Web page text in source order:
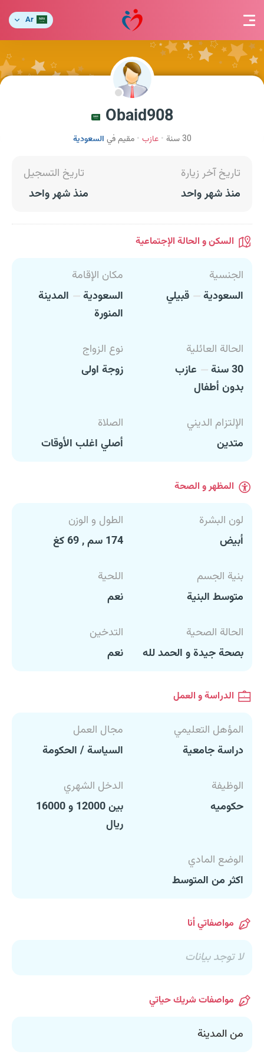
Ar
Obaid908
30 سنة عازب مقيم في السعودية
تاريخ آخر زيارة
منذ شهر واحد
تاريخ التسجيل
منذ شهر واحد
السكن و الحالة الإجتماعية
الجنسية
السعودية
قبيلي
مكان الإقامة
السعودية
المدينة
المنورة
الحالة العائلية
30 سنة
عازب
بدون أطفال
نوع الزواج
زوجة اولى
الإلتزام الديني
متدين
الصلاة
أصلي اغلب الأوقات
المظهر و الصحة
لون البشرة
أبيض
الطول و الوزن
174 سم , 69 كغ
بنية الجسم
متوسط البنية
اللحية
نعم
الحالة الصحية
بصحة جيدة و الحمد لله
التدخين
نعم
الدراسة و العمل
المؤهل التعليمي
دراسة جامعية
مجال العمل
السياسة / الحكومة
الوظيفة
حكوميه
الدخل الشهري
بين 12000 و 16000
ريال
الوضع المادي
اكثر من المتوسط
مواصفاتي أنا
لا توجد بيانات
مواصفات شريك حياتي
من المدينة